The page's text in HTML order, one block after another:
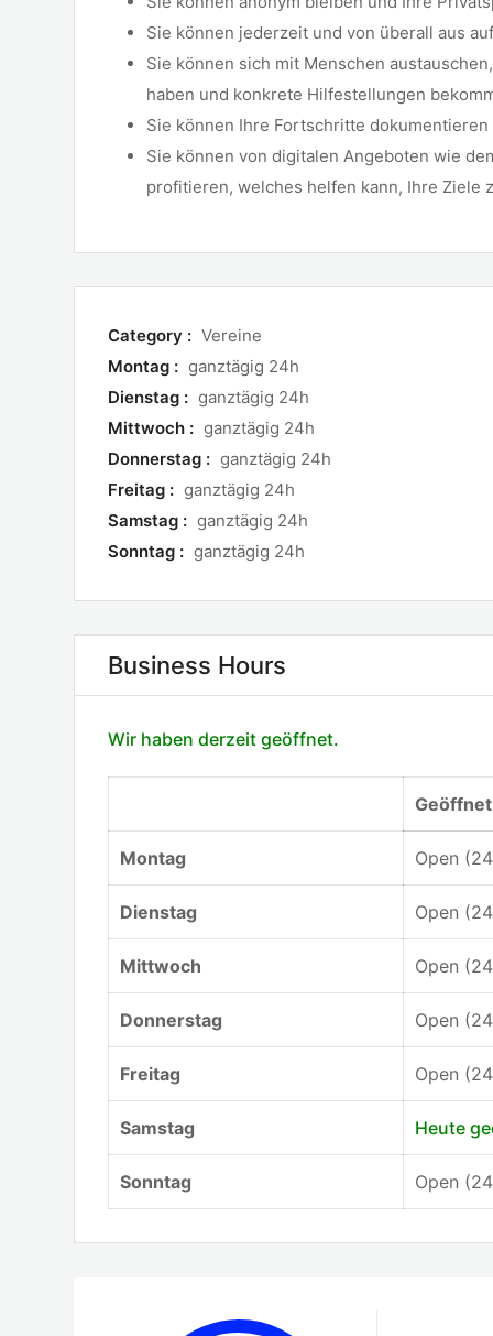
Sie können jederzeit und von überall aus
Sie können sich mit Menschen
haben und konkrete Hilfestellungen
Sie können Ihre Fortschritte
Sie können von digitalen Angeboten wie
profitieren, welches helfen kann, Ihre Ziele
Category : Vereine
Montag : ganztägig 24h
Dienstag : ganztägig 24h
Mittwoch : ganztägig 24h
Donnerstag : ganztägig 24h
Freitag : ganztägig 24h
Samstag : ganztägig 24h
Sonntag : ganztägig 24h
Business Hours
Wir haben derzeit geöffnet.
Geöffnet
Montag Open
Dienstag Open
Mittwoch Open
Donnerstag Open
Freitag Open
Samstag Heute
Sonntag Open